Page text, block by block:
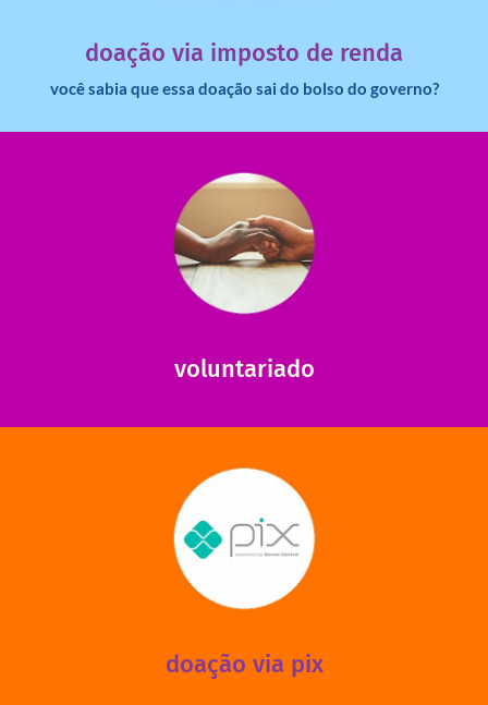
doação via imposto de renda
você sabia que essa doação sai do bolso do governo?
voluntariado
ajudar com certos assuntos. Entre em contato conosco e
saiba como nos ajudar.
saiba mais
doação via pix
via PIX? Elas também são muito importantes para
mantermos nossas unidades em funcionamento!
saiba mais